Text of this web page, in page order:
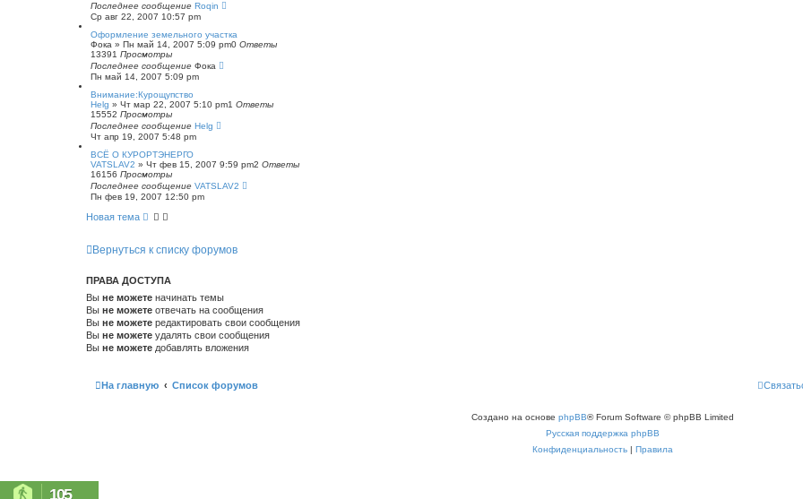
Последнее сообщение Roqin
Ср авг 22, 2007 10:57 pm
Оформление земельного участка
Фока » Пн май 14, 2007 5:09 pm0 Ответы
13391 Просмотры
Последнее сообщение Фока
Пн май 14, 2007 5:09 pm
Внимание:Курощупство
Helg » Чт мар 22, 2007 5:10 pm1 Ответы
15552 Просмотры
Последнее сообщение Helg
Чт апр 19, 2007 5:48 pm
ВСЁ О КУРОРТЭНЕРГО
VATSLAV2 » Чт фев 15, 2007 9:59 pm2 Ответы
16156 Просмотры
Последнее сообщение VATSLAV2
Пн фев 19, 2007 12:50 pm
Новая тема
Вернуться к списку форумов
ПРАВА ДОСТУПА
Вы не можете начинать темы
Вы не можете отвечать на сообщения
Вы не можете редактировать свои сообщения
Вы не можете удалять свои сообщения
Вы не можете добавлять вложения
На главную Список форумов
Создано на основе phpBB® Forum Software © phpBB Limited
Русская поддержка phpBB
Конфиденциальность | Правила
105